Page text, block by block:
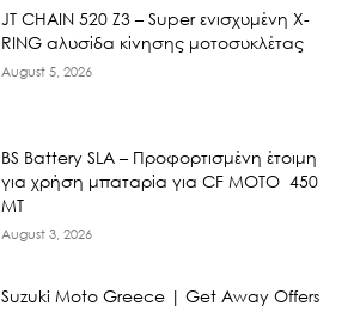
JT CHAIN 520 Ζ3 – Super ενισχυμένη X-
RING αλυσίδα κίνησης μοτοσυκλέτας
August 5, 2026
BS Battery SLA – Προφορτισμένη έτοιμη
για χρήση μπαταρία για CF MOTO 450
MT
August 3, 2026
Suzuki Moto Greece | Get Away Offers